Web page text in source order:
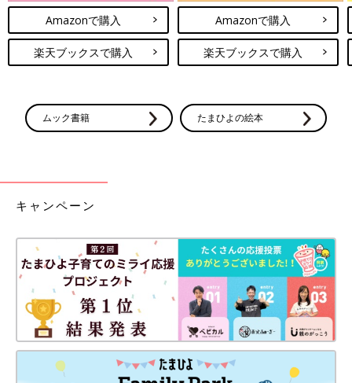
出典：Instagramアカウント「m.f_1005」
miiさんが購入した「マグカベ」というホワイトボードシート
は、水性ペンキで好きな色にペイントすることができるそう！は
さみやカッターで切れて加工も簡単なんだとか。miiさんはおま
Amazonで購入
楽天ブックスで購入
Amazonで購入
楽天ブックスで購入
ムック書籍 たまひよの絵本
キャンペーン